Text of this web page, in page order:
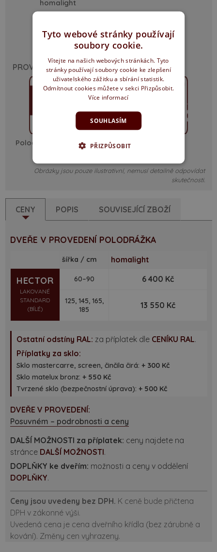
homalight
PROVEDENÍ
Polodrážka ostrá hrana
Obrázky jsou pouze ilustrativní, nemusí detailně odpovídat
skutečnosti.
CENY POPIS SOUVISEJÍCÍ ZBOŽÍ
DVEŘE V PROVEDENÍ POLODRÁŽKA
šířka / cm homalight
HECTOR
LAKOVANÉ
STANDARD
(BÍLÉ)
60–90 6 400 Kč
125, 145, 165,
185
13 550 Kč
Ostatní odstíny RAL: za příplatek dle CENÍKU RAL.
Příplatky za sklo:
Sklo mastercarre, screen, činčila čirá: + 300 Kč
Sklo matelux bronz: + 550 Kč
Tvrzené sklo (bezpečnostní úprava): + 500 Kč
DVEŘE V PROVEDENÍ:
Posuvném – podrobnosti a ceny
DALŠÍ MOŽNOSTI za příplatek: ceny najdete na
stránce DALŠÍ MOŽNOSTI.
DOPLŇKY ke dveřím: možnosti a ceny v oddělení
DOPLŇKY.
Ceny jsou uvedeny bez DPH. K ceně bude přičtena
DPH v zákonné výši.
Uvedená cena je cena dveřního křídla (bez zárubně a
kování). Změny cen vyhrazeny.
Tyto webové stránky používají
soubory cookie.
Vítejte na našich webových stránkách. Tyto
stránky používají soubory cookie ke zlepšení
uživatelského zážitku a sbírání statistik.
Odmítnout cookies můžete v sekci Přizpůsobit.
Více informací
SOUHLASÍM
PŘIZPŮSOBIT